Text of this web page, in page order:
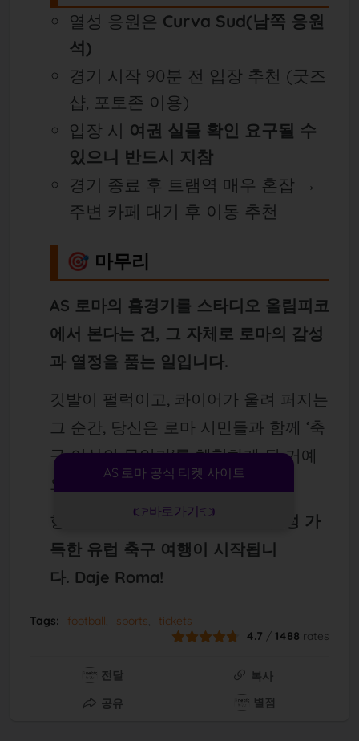
열성 응원은 Curva Sud(남쪽 응원
석)
경기 시작 90분 전 입장 추천 (굿즈
샵, 포토존 이용)
입장 시 여권 실물 확인 요구될 수
있으니 반드시 지참
경기 종료 후 트램역 매우 혼잡 →
주변 카페 대기 후 이동 추천
🎯 마무리
AS 로마의 홈경기를 스타디오 올림피코
에서 본다는 건, 그 자체로 로마의 감성
과 열정을 품는 일입니다.
깃발이 펄럭이고, 콰이어가 울려 퍼지는
그 순간, 당신은 로마 시민들과 함께 ‘축
구 이상의 무언가’를 체험하게 될 거예
요.
항공권, 숙소, 티켓만 준비되면
감성 가
득한 유럽 축구 여행이 시작됩니
다. Daje Roma!
AS 로마 공식 티켓 사이트
👉바로가기👈
Tags: football sports
tickets
4.7 /1488 rates
전달
복사
공유
별점